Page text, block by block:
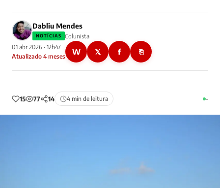
Dabliu Mendes
NOTÍCIAS
Colunista
01 abr 2026 · 12h47
Atualizado 4 meses
W 𝕏 f ⎘
15 77 14 4 min de leitura –